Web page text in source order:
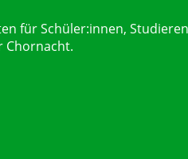
für Schüler:innen,
Chornacht.